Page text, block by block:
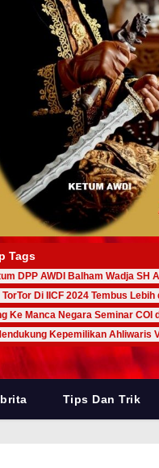
Tags
DPP AWDI Balham Wadja SH
Di IICF 2024 Tembus
Ke Manca Negara Seminar COI
Kepemilikan Ahliwaris
Tips Dan Trik